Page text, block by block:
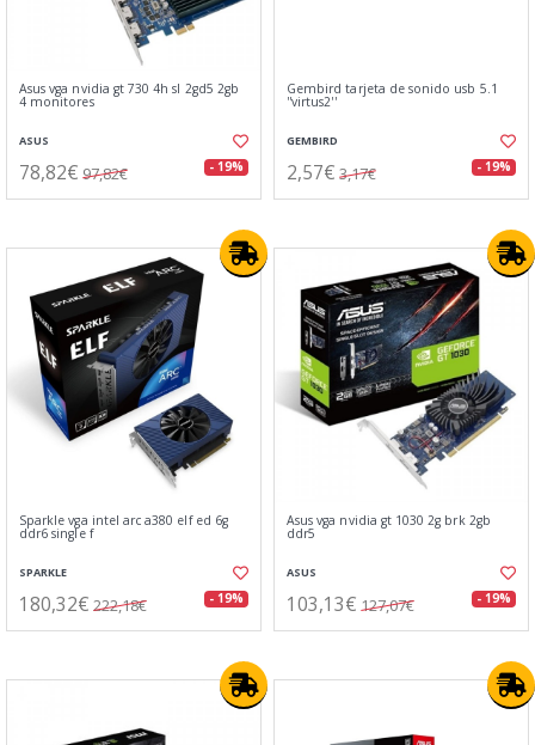
Asus vga nvidia gt 730 4h sl 2gd5 2gb
4 monitores
ASUS
78,82€ 97,82€ - 19%
Gembird tarjeta de sonido usb 5.1
''virtus2''
GEMBIRD
2,57€ 3,17€ - 19%
Sparkle vga intel arc a380 elf ed 6g
ddr6 single f
SPARKLE
180,32€ 222,18€ - 19%
Asus vga nvidia gt 1030 2g brk 2gb
ddr5
ASUS
103,13€ 127,07€ - 19%